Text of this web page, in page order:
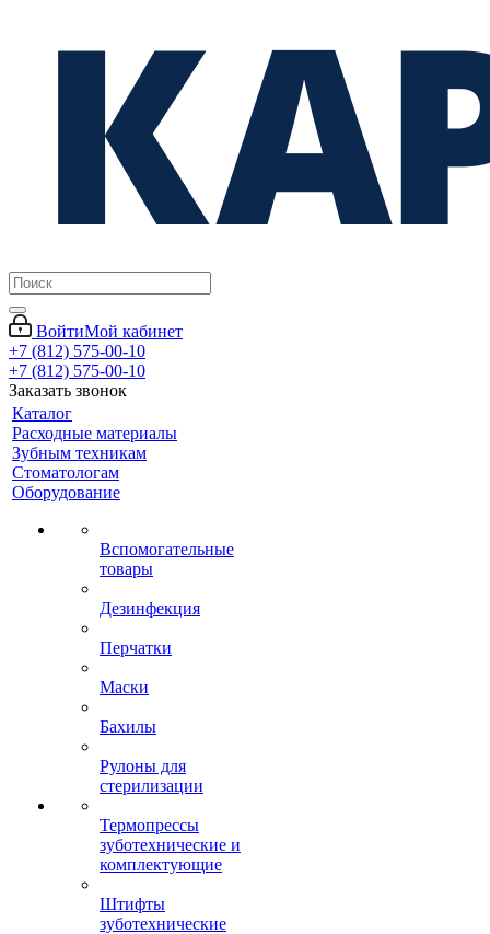
ВойтиМой кабинет
+7 (812) 575-00-10
+7 (812) 575-00-10
Заказать звонок
Каталог
Расходные материалы
Зубным техникам
Стоматологам
Оборудование
Вспомогательные
товары
Дезинфекция
Перчатки
Маски
Бахилы
Рулоны для
стерилизации
Термопрессы
зуботехнические и
комплектующие
Штифты
зуботехнические